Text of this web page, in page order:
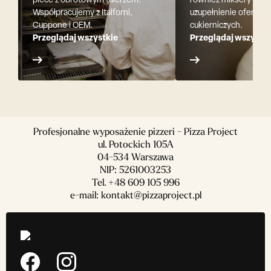
Współpracujemy z Italforni,
Cuppone i OEM.
Przeglądaj wszystkie
uzupełnienie oferty
cukierniczych.
Przeglądaj
Profesjonalne wyposażenie pizzeri - Pizza Project
ul. Potockich 105A
04-534 Warszawa
NIP: 5261003253
Tel. +48 609 105 996
e-mail: kontakt@pizzaproject.pl